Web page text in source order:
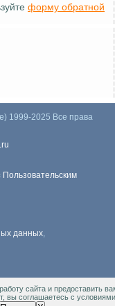
форму обратной
1999-2025 Все права
Пользовательским
данных,
сайта и предоставить
вы соглашаетесь с условиями